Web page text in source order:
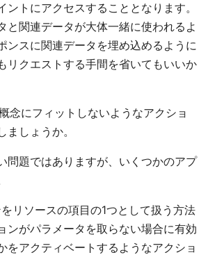
ントにアクセスすることとなります。
と関連データが大体一緒に使われるよ
ンスに関連データを埋め込めるように
リクエストする手間を省いてもいいか
念にフィットしないようなアクショ
ましょうか。
問題ではありますが、いくつかのアプ
リソースの項目の1つとして扱う方法
ンがパラメータを取らない場合に有効
をアクティベートするようなアクショ